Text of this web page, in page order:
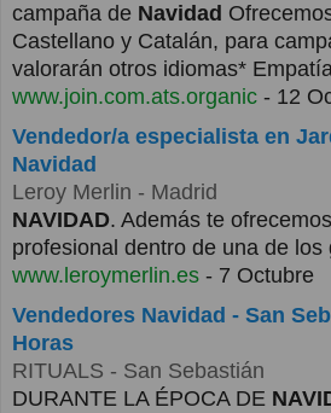
campaña de Navidad
Castellano y Catalán, para
valorarán otros idiomas*
www.join.com.ats.organic - 12
Vendedor/a especialista en
Navidad
Leroy Merlin - Madrid
NAVIDAD. Además te
profesional dentro de una de los
www.leroymerlin.es - 7 Octubre
Vendedores Navidad - San
Horas
RITUALS - San Sebastián
DURANTE LA ÉPOCA DE